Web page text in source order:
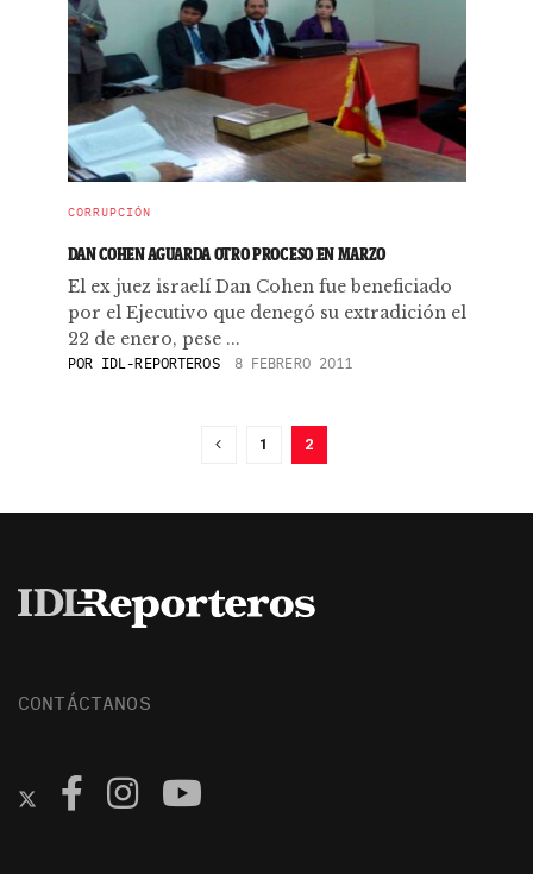
CORRUPCIÓN
DAN COHEN AGUARDA OTRO PROCESO EN MARZO
El ex juez israelí Dan Cohen fue beneficiado
por el Ejecutivo que denegó su extradición el
22 de enero, pese ...
POR IDL-REPORTEROS 8 FEBRERO 2011
1 2
CONTÁCTANOS